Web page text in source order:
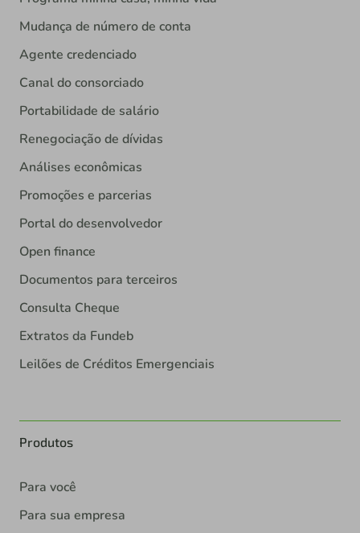
Mudança de número de conta
Agente credenciado
Canal do consorciado
Portabilidade de salário
Renegociação de dívidas
Análises econômicas
Promoções e parcerias
Portal do desenvolvedor
Open finance
Documentos para terceiros
Consulta Cheque
Extratos da Fundeb
Leilões de Créditos Emergenciais
Produtos
Para você
Para sua empresa